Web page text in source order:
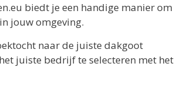
biedt je een handige manier om
in jouw omgeving.
naar de juiste dakgoot
juiste bedrijf te selecteren met het